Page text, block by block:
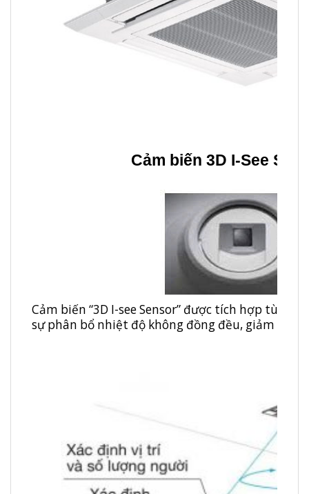
Cảm biến 3D I-See
Cảm biến “3D I-see Sensor” được tích hợp tùy
sự phân bổ nhiệt độ không đồng đều, giảm điện